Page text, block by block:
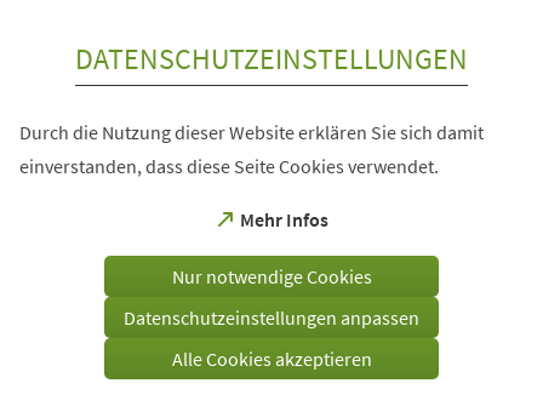
DATENSCHUTZEINSTELLUNGEN
Durch die Nutzung dieser Website erklären Sie sich damit
einverstanden, dass diese Seite Cookies verwendet.
Mehr Infos
(Öffnet
einem
Tab)
Nur notwendige Cookies
Datenschutzeinstellungen anpassen
Alle Cookies akzeptieren